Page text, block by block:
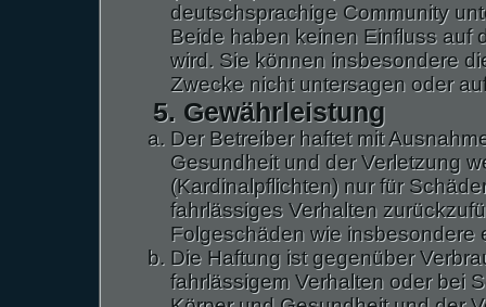
deutschsprachige Community
Beide haben keinen Einfluss auf
wird. Sie können insbesondere
Zwecke nicht untersagen oder
5. Gewährleistung
Der Betreiber haftet mit
Gesundheit und der Verletzung
(Kardinalpflichten) nur für
fahrlässiges Verhalten
Folgeschäden wie insbesondere
Die Haftung ist gegenüber
fahrlässigem Verhalten oder bei